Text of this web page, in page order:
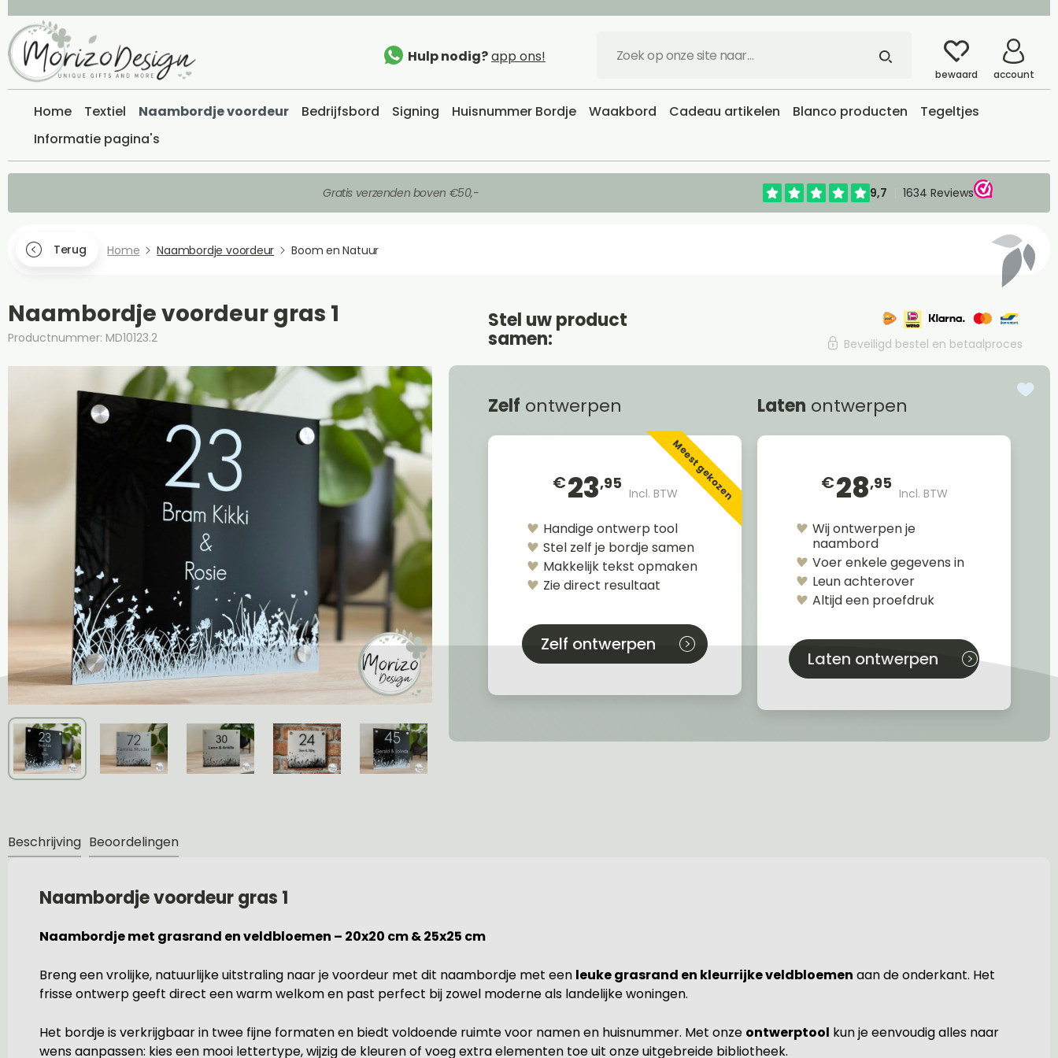
Hulp nodig?app ons!
bewaard account
Home Textiel Naambordje voordeur Bedrijfsbord Signing Huisnummer Bordje Waakbord Cadeau artikelen Blanco producten
Tegeltjes
Informatie pagina's
Gratis verzenden boven €50,-
Terug Home Naambordje voordeur Boom en Natuur
Naambordje voordeur gras 1
Productnummer: MD10123.2
Stel uw product
samen: Beveiligd bestel en betaalproces
Zelf ontwerpen
€23,95
Incl. BTWMeest gekozen
Handige ontwerp tool
Stel zelf je bordje samen
Makkelijk tekst opmaken
Zie direct resultaat
Zelf ontwerpen
Laten ontwerpen
€28,95
Incl. BTW
Wij ontwerpen je
naambord
Voer enkele gegevens in
Leun achterover
Altijd een proefdruk
Laten ontwerpen
Beschrijving Beoordelingen
Naambordje voordeur gras 1
Naambordje met grasrand en veldbloemen – 20x20 cm & 25x25 cm
Breng een vrolijke, natuurlijke uitstraling naar je voordeur met dit naambordje met een leuke grasrand en kleurrijke veldbloemen aan de onderkant. Het
frisse ontwerp geeft direct een warm welkom en past perfect bij zowel moderne als landelijke woningen.
Het bordje is verkrijgbaar in twee fijne formaten en biedt voldoende ruimte voor namen en huisnummer. Met onze ontwerptool kun je eenvoudig alles naar
wens aanpassen: kies een mooi lettertype, wijzig de kleuren of voeg extra elementen toe uit onze uitgebreide bibliotheek.